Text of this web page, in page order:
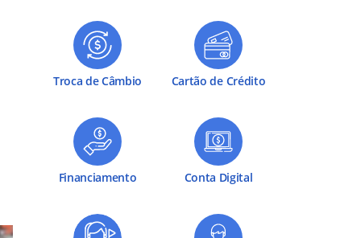
Troca de Câmbio Cartão de Crédito
Financiamento Conta Digital